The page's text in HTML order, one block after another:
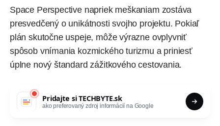
Space Perspective napriek meškaniam zostáva
presvedčený o unikátnosti svojho projektu. Pokiaľ
plán skutočne uspeje, môže výrazne ovplyvniť
spôsob vnímania kozmického turizmu a priniesť
úplne nový štandard zážitkového cestovania.
Pridajte siTECHBYTE.sk
ako preferovaný zdroj informácií na Google